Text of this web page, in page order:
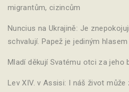
migrantům, cizincům
Nuncius na Ukrajině: Je
schvalují. Papež je jediným
Mladí děkují Svatému otci za jeho
Lev XIV. v Assisi: I náš život může